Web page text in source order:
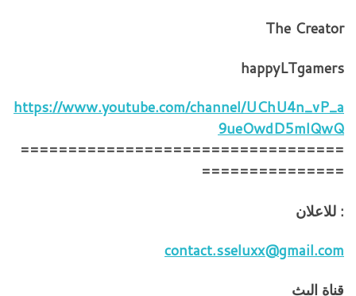
The Creator
happyLTgamers
https://www.youtube.com/channel/UChU4n_vP_a
9ueOwdD5mlQwQ
==================================
===============
: للاعلان
contact.sseluxx@gmail.com
قناة البث